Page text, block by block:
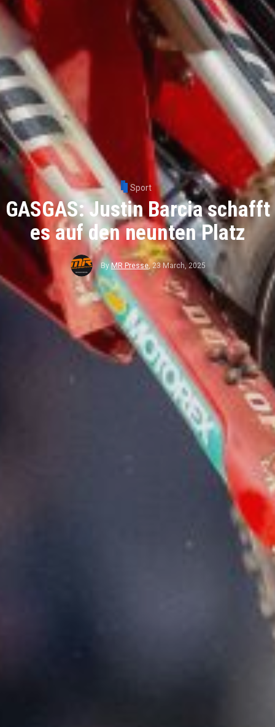
Sport
GASGAS: Justin Barcia schafft
es auf den neunten Platz
ByMR Presse,23 March, 2025